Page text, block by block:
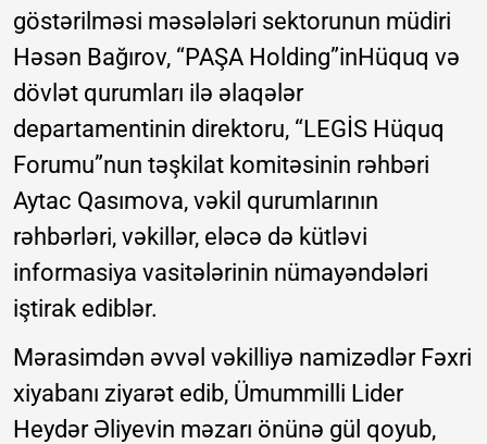
göstərilməsi məsələləri sektorunun müdiri
Həsən Bağırov, “PAŞA Holding”inHüquq və
dövlət qurumları ilə əlaqələr
departamentinin direktoru, “LEGİS Hüquq
Forumu”nun təşkilat komitəsinin rəhbəri
Aytac Qasımova, vəkil qurumlarının
rəhbərləri, vəkillər, eləcə də kütləvi
informasiya vasitələrinin nümayəndələri
iştirak ediblər.
Mərasimdən əvvəl vəkilliyə namizədlər Fəxri
xiyabanı ziyarət edib, Ümummilli Lider
Heydər Əliyevin məzarı önünə gül qoyub,